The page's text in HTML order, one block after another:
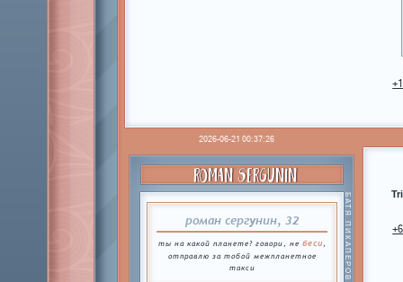
2026-06-21 00:37:26
ROMAN SERGUNIN
роман сергунин, 32
ты на какой планете? говори, не беси
отправлю за тобой межпланетное
такси
БАТЯ ПИКАПЕРОВ +6